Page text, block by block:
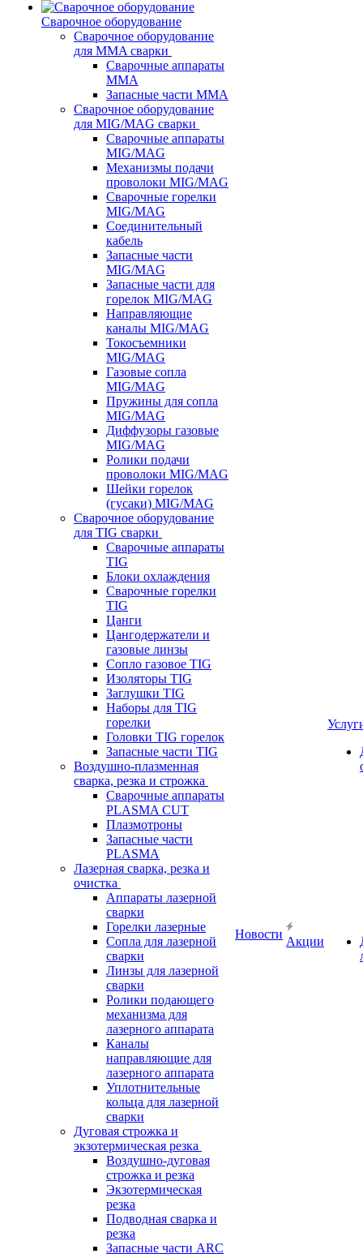
Сварочное оборудование
Сварочное оборудование
для MMA сварки
Сварочные аппараты
MMA
Запасные части MMA
Сварочное оборудование
для MIG/MAG сварки
Сварочные аппараты
MIG/MAG
Механизмы подачи
проволоки MIG/MAG
Сварочные горелки
MIG/MAG
Соединительный
кабель
Запасные части
MIG/MAG
Запасные части для
горелок MIG/MAG
Направляющие
каналы MIG/MAG
Токосъемники
MIG/MAG
Газовые сопла
MIG/MAG
Пружины для сопла
MIG/MAG
Диффузоры газовые
MIG/MAG
Ролики подачи
проволоки MIG/MAG
Шейки горелок
(гусаки) MIG/MAG
Сварочное оборудование
для TIG сварки
Сварочные аппараты
TIG
Блоки охлаждения
Сварочные горелки
TIG
Цанги
Цангодержатели и
газовые линзы
Сопло газовое TIG
Изоляторы TIG
Заглушки TIG
Наборы для TIG
горелки
Головки TIG горелок
Запасные части TIG
Воздушно-плазменная
сварка, резка и строжка
Сварочные аппараты
PLASMA CUT
Плазмотроны
Запасные части
PLASMA
Лазерная сварка, резка и
очистка
Аппараты лазерной
сварки
Горелки лазерные
Сопла для лазерной
сварки
Линзы для лазерной
сварки
Ролики подающего
механизма для
лазерного аппарата
Каналы
направляющие для
лазерного аппарата
Уплотнительные
кольца для лазерной
сварки
Дуговая строжка и
экзотермическая резка
Воздушно-дуговая
строжка и резка
Экзотермическая
резка
Подводная сварка и
резка
Запасные части ARC
Новости
Акции